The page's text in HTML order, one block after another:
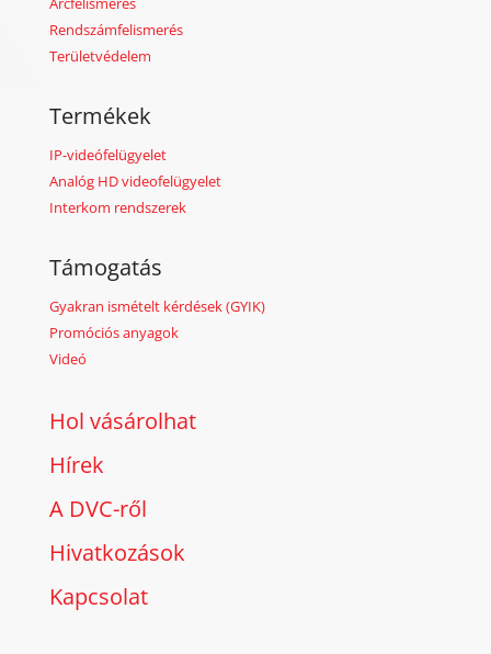
Rendszámfelismerés
Területvédelem
Termékek
IP-videófelügyelet
Analóg HD videofelügyelet
Interkom rendszerek
Támogatás
Gyakran ismételt kérdések (GYIK)
Promóciós anyagok
Videó
Hol vásárolhat
Hírek
A DVC-ről
Hivatkozások
Kapcsolat